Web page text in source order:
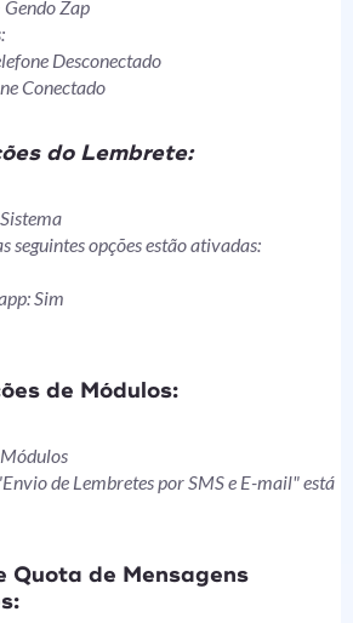
Gendo Zap
Desconectado
Conectado
do Lembrete:
seguintes opções estão ativadas:
Sim
de Módulos:
de Lembretes por SMS e E-mail" está
Quota de Mensagens